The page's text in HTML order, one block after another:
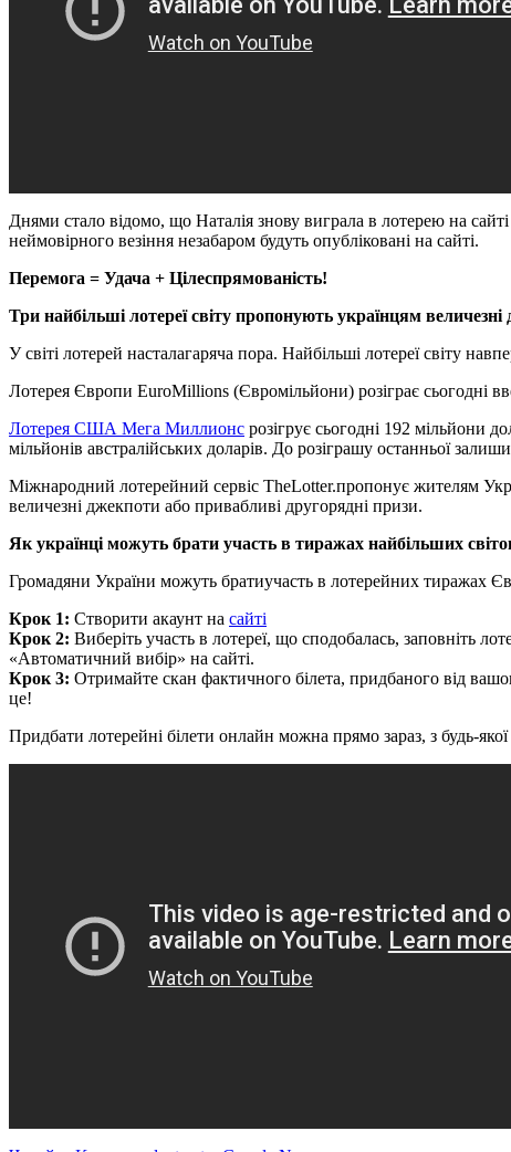
Днями стало відомо, що Наталія знову виграла в лотерею на
неймовірного везіння незабаром будуть опубліковані на сайті.
Перемога = Удача + Цілеспрямованість!
Три найбільші лотереї світу пропонують українцям величезні
У світі лотерей насталагаряча пора. Найбільші лотереї світу
Лотерея Європи EuroMillions (Євромільйони) розіграє сьогодні
Лотерея США Мега Миллионс розігрує сьогодні 192 мільйони
мільйонів австралійських доларів. До розіграшу останньої
Міжнародний лотерейний сервіс TheLotter.пропонує жителям
величезні джекпоти або привабливі другорядні призи.
Як українці можуть брати участь в тиражах найбільших
Громадяни України можуть братиучасть в лотерейних тиражах
Крок 1: Створити акаунт на сайті
Крок 2: Виберіть участь в лотереї, що сподобалась, заповніть
«Автоматичний вибір» на сайті.
Крок 3: Отримайте скан фактичного білета, придбаного від
це!
Придбати лотерейні білети онлайн можна прямо зараз, з будь-якої